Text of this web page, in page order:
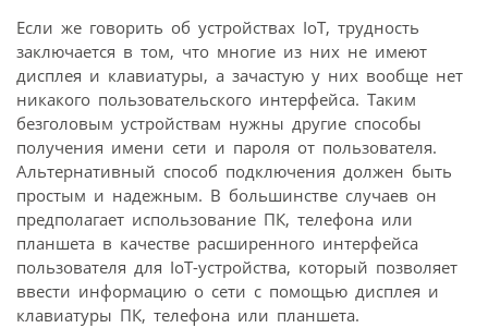
Если же говорить об устройствах IoT, трудность
заключается в том, что многие из них не имеют
дисплея и клавиатуры, а зачастую у них вообще нет
никакого пользовательского интерфейса. Таким
безголовым устройствам нужны другие способы
получения имени сети и пароля от пользователя.
Альтернативный способ подключения должен быть
простым и надежным. В большинстве случаев он
предполагает использование ПК, телефона или
планшета в качестве расширенного интерфейса
пользователя для IoT-устройства, который позволяет
ввести информацию о сети с помощью дисплея и
клавиатуры ПК, телефона или планшета.